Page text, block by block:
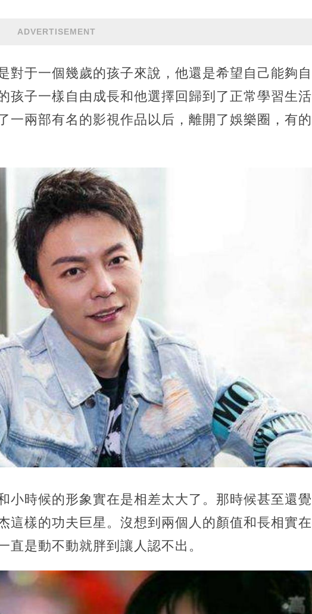
ADVERTISEMENT
對于一個幾歲的孩子來說，他還是希望自己能夠自
孩子一樣自由成長和他選擇回歸到了正常學習生活
一兩部有名的影視作品以后，離開了娛樂圈，有的
小時候的形象實在是相差太大了。那時候甚至還覺
這樣的功夫巨星。沒想到兩個人的顏值和長相實在
是動不動就胖到讓人認不出。